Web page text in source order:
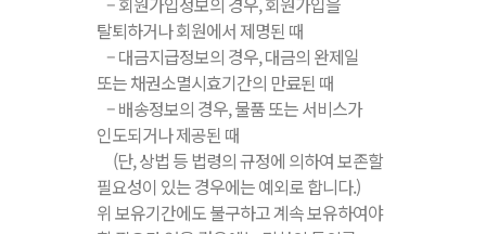
탈퇴하거나 회원에서 제명된 때
– 대금지급정보의 경우, 대금의 완제일
또는 채권소멸시효기간의 만료된 때
– 배송정보의 경우, 물품 또는 서비스가
인도되거나 제공된 때
(단, 상법 등 법령의 규정에 의하여 보존할
필요성이 있는 경우에는 예외로 합니다.)
위 보유기간에도 불구하고 계속 보유하여야